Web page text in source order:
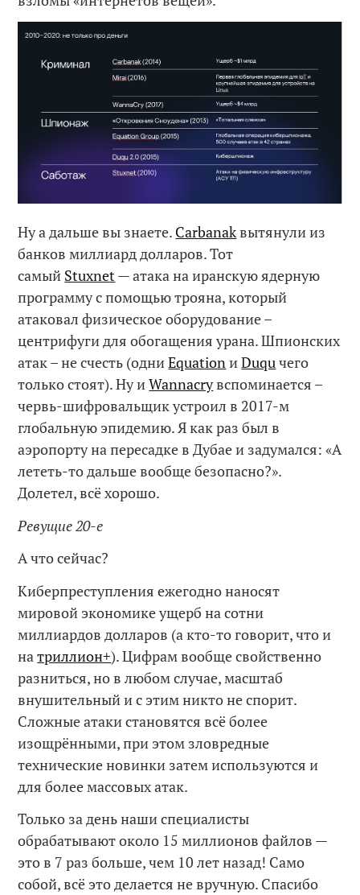
Ну а дальше вы знаете. Carbanakвытянули из
банков миллиард долларов. Тот
самый Stuxnet— атака на иранскую ядерную
программу с помощью трояна, который
атаковал физическое оборудование –
центрифуги для обогащения урана. Шпионских
атак – не счесть (одниEquationиDuquчего
только стоят). Ну иWannacryвспоминается –
червь-шифровальщик устроил в 2017-м
глобальную эпидемию. Я как раз был в
аэропорту на пересадке в Дубае и задумался: «А
лететь-то дальше вообще безопасно?».
Долетел, всё хорошо.
Ревущие 20-е
А что сейчас?
Киберпреступления ежегодно наносят
мировой экономике ущерб на сотни
миллиардов долларов (а кто-то говорит, что и
натриллион+). Цифрам вообще свойственно
разниться, но в любом случае, масштаб
внушительный и с этим никто не спорит.
Сложные атаки становятся всё более
изощрёнными, при этом зловредные
технические новинки затем используются и
для более массовых атак.
Только за день наши специалисты
обрабатывают около 15 миллионов файлов —
это в 7 раз больше, чем 10 лет назад! Само
собой, всё это делается не вручную. Спасибо